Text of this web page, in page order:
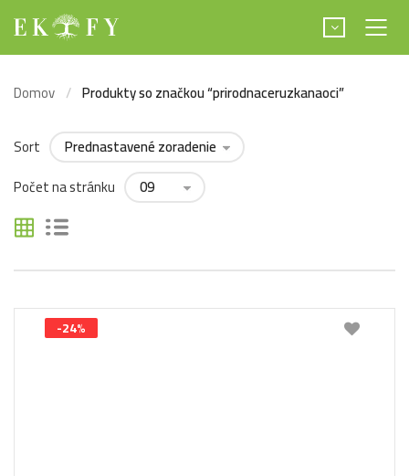
Domov Produkty so značkou “prirodnaceruzkanaoci”
Sort
Počet na stránku
-24%